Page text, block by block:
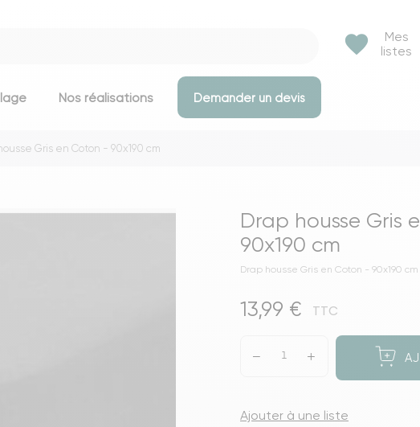
Mes
listes
favorite
Voir tous les meubles de rangements
Nos réalisations Demander un devis
Gris en Coton - 90x190 cm
Drap housse Gris
90x190 cm
Drap housse Gris en Coton - 90x190 cm
13,99 € TTC
Ajouter à une liste